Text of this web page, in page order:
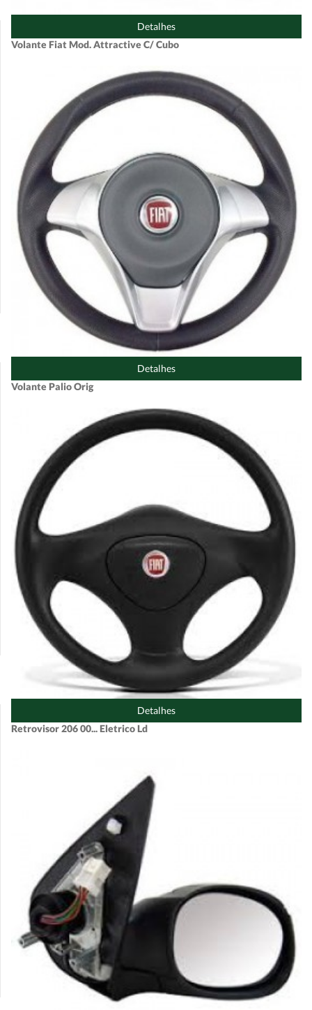
Detalhes
Volante Fiat Mod. Attractive C/ Cubo
Detalhes
Volante Palio Orig
Detalhes
Retrovisor 206 00... Eletrico Ld